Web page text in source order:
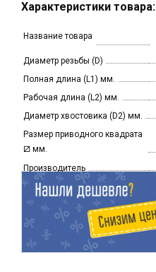
Характеристики товара:
Название товара
Диаметр резьбы (D)
Полная длина (L1) мм.
Рабочая длина (L2) мм.
Диаметр хвостовика (D2) мм.
Размер приводного квадрата
⧄ мм.
Производитель